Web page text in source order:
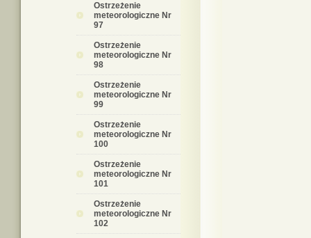
Ostrzeżenie
meteorologiczne Nr
97
Ostrzeżenie
meteorologiczne Nr
98
Ostrzeżenie
meteorologiczne Nr
99
Ostrzeżenie
meteorologiczne Nr
100
Ostrzeżenie
meteorologiczne Nr
101
Ostrzeżenie
meteorologiczne Nr
102